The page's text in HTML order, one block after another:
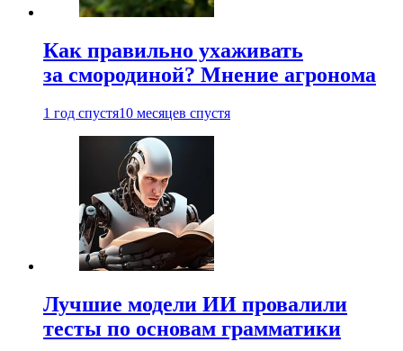
Как правильно ухаживать
за смородиной? Мнение агронома
1 год спустя10 месяцев спустя
Лучшие модели ИИ провалили
тесты по основам грамматики